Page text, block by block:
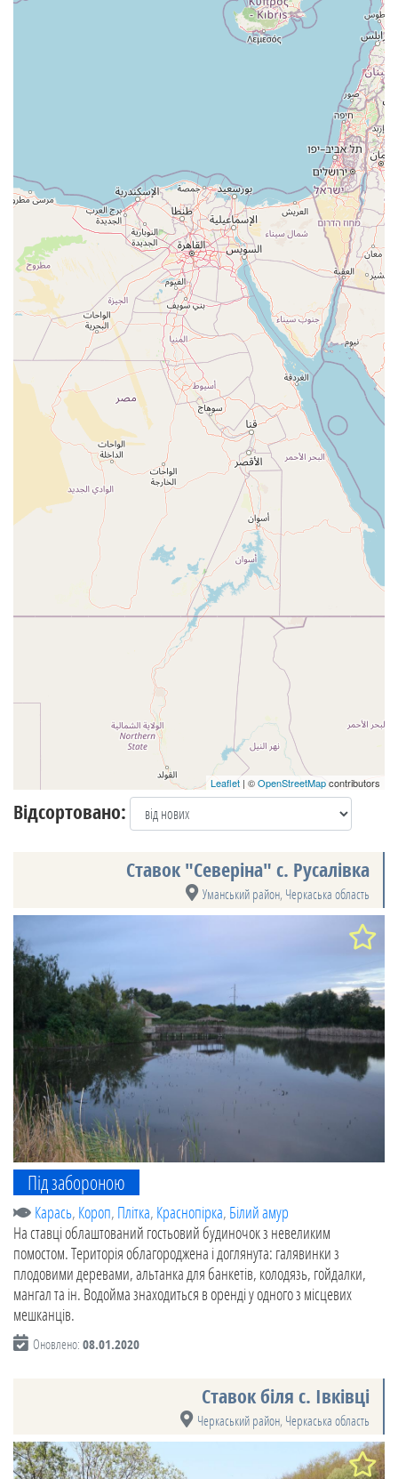
Leaflet | ©OpenStreetMapcontributors
Відсортовано:
Ставок "Северіна" с. Русалівка
Уманський район, Черкаська область
Під забороною
Карась, Короп, Плітка, Краснопірка, Білий амур
На ставці облаштований гостьовий будиночок з невеликим
помостом. Територія облагороджена і доглянута: галявинки з
плодовими деревами, альтанка для банкетів, колодязь, гойдалки,
мангал та ін. Водойма знаходиться в оренді у одного з місцевих
мешканців.
Оновлено:08.01.2020
Ставок біля с. Івківці
Черкаський район, Черкаська область